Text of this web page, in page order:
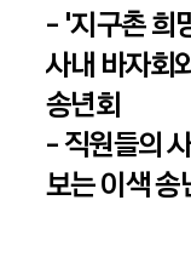
- ‘지구촌 희
사내 바자회
송년회
- 직원들의
보는 이색 송